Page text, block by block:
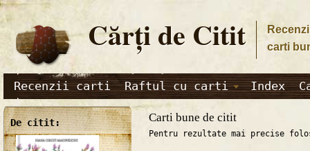
Cărţi de Citit
carti
Recenzii carti Raftul cu carti Index
De citit: Carti bune de citit
Pentru rezultate mai precise